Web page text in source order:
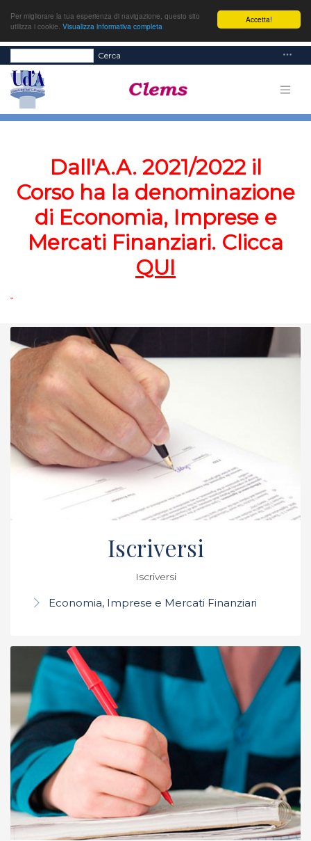
Accetta!
Per migliorare la tua esperienza di navigazione, questo sito
utilizza i cookie. Visualizza informativa completa
Cerca
Dall'A.A. 2021/2022 il
Corso ha la denominazione
di Economia, Imprese e
Mercati Finanziari. Clicca
QUI
Iscriversi
Iscriversi
Economia, Imprese e Mercati Finanziari